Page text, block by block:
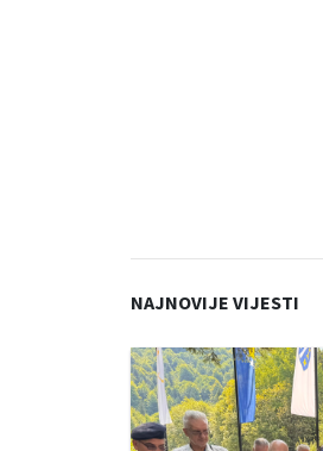
NAJNOVIJE VIJESTI